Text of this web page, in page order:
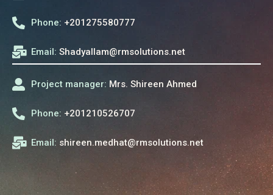
Phone: +201275580777
Email:Shadyallam@rmsolutions.net
Project manager: Mrs. Shireen Ahmed
Phone: +201210526707
Email: shireen.medhat@rmsolutions.net